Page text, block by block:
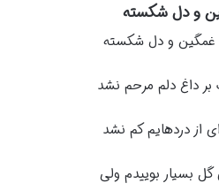
و دل شکسته
داغ دلم مرحم نشد
از دردهایم کم نشد
بسیار بوییدم ولی